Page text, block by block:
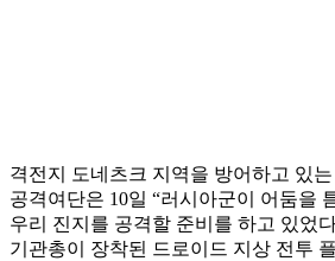
격전지 도네츠크 지역을 방어하고 있
공격여단은 10일 “러시아군이 어둠을
우리 진지를 공격할 준비를 하고 있었
기관총이 장착된 드로이드 지상 전투